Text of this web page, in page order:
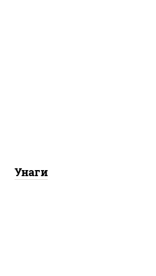
Унаги